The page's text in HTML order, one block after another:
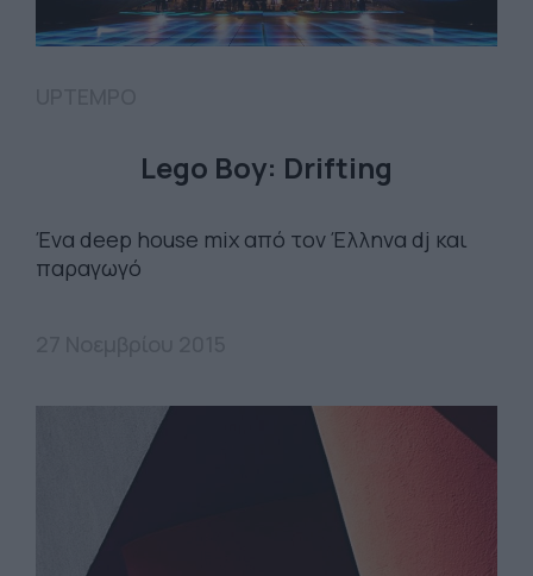
Lego Boy: Drifting
Ένα deep house mix από τον Έλληνα dj και
παραγωγό